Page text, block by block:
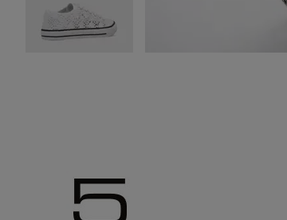
Image 5 sur 6